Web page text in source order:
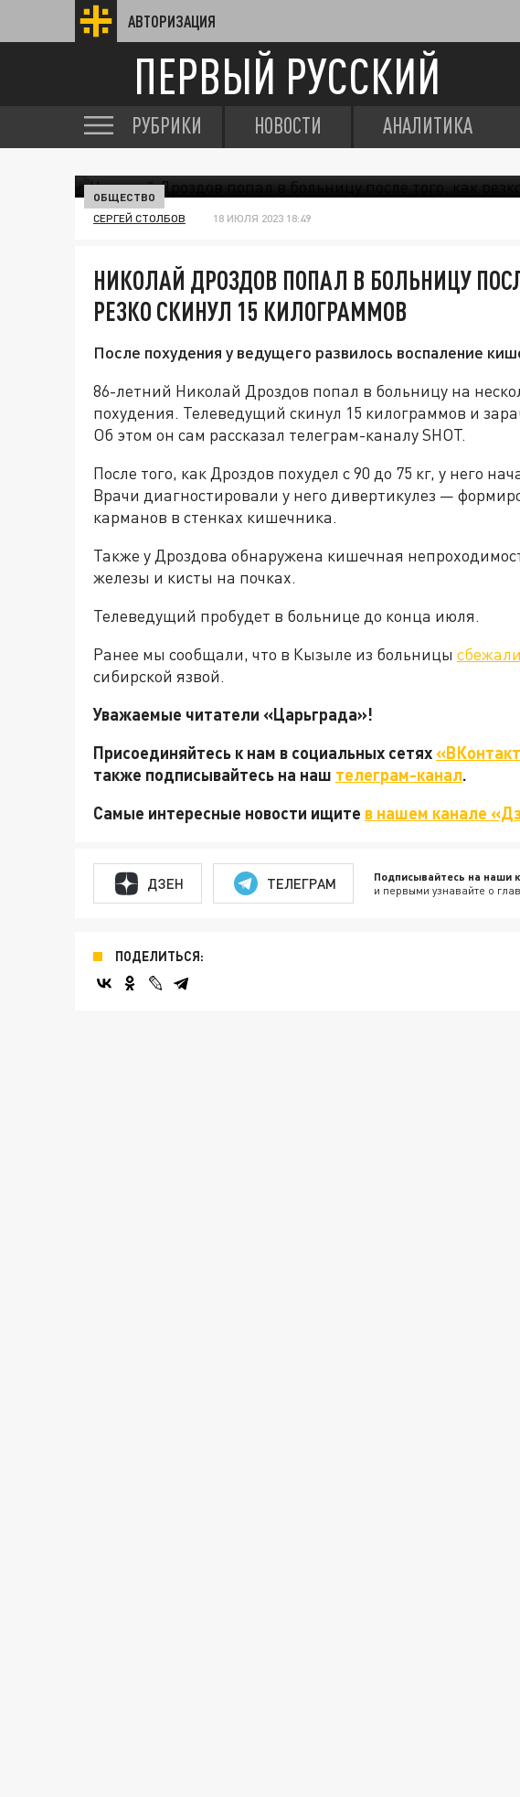
АВТОРИЗАЦИЯ
ПЕРВЫЙ РУССКИЙ
РУБРИКИ НОВОСТИ АНАЛИТИКА
ОБЩЕСТВО
СЕРГЕЙ СТОЛБОВ 18 ИЮЛЯ 2023 18:49
НИКОЛАЙ ДРОЗДОВ ПОПАЛ В БОЛЬНИЦУ
РЕЗКО СКИНУЛ 15 КИЛОГРАММОВ
После похудения у ведущего развилось воспаление
86-летний Николай Дроздов попал в больницу на
похудения. Телеведущий скинул 15 килограммов и
Об этом он сам рассказал телеграм-каналу SHOT.
После того, как Дроздов похудел с 90 до 75 кг, у него
Врачи диагностировали у него дивертикулез —
карманов в стенках кишечника.
Также у Дроздова обнаружена кишечная
железы и кисты на почках.
Телеведущий пробудет в больнице до конца июля.
Ранее мы сообщали, что в Кызыле из больницы сбежали
сибирской язвой.
Уважаемые читатели «Царьграда»!
Присоединяйтесь к нам в социальных сетях
также подписывайтесь на наш телеграм-канал.
Самые интересные новости ищите в нашем канале
ДЗЕН ТЕЛЕГРАМ Подписывайтесь на наши
и первыми узнавайте о
ПОДЕЛИТЬСЯ: